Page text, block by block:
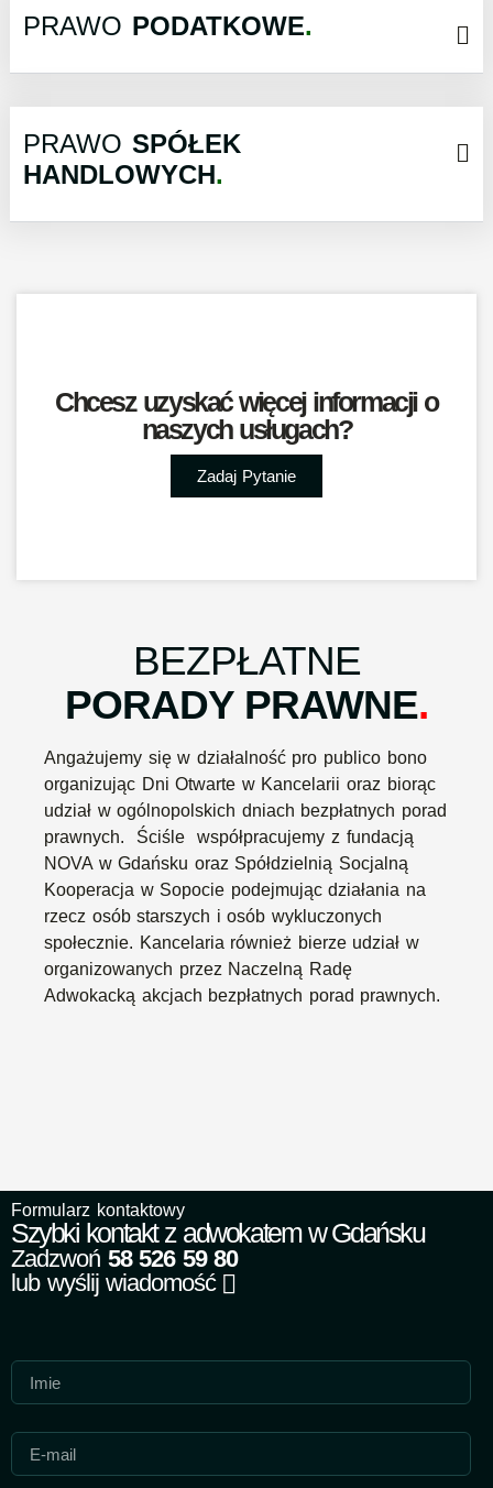
PRAWO PODATKOWE
PRAWO SPÓŁEK
HANDLOWYCH
Chcesz uzyskać więcej informacji o
naszych usługach?
Zadaj Pytanie
BEZPŁATNE
PORADY PRAWNE.
Angażujemy się w działalność pro publico bono
organizując Dni Otwarte w Kancelarii oraz biorąc
udział w ogólnopolskich dniach bezpłatnych porad
prawnych. Ściśle współpracujemy z fundacją
NOVA w Gdańsku oraz Spółdzielnią Socjalną
Kooperacja w Sopocie podejmując działania na
rzecz osób starszych i osób wykluczonych
społecznie. Kancelaria również bierze udział w
organizowanych przez Naczelną Radę
Adwokacką akcjach bezpłatnych porad prawnych.
Formularz kontaktowy
Szybki kontakt z adwokatem w Gdańsku
Zadzwoń 58 526 59 80
lub wyślij wiadomość